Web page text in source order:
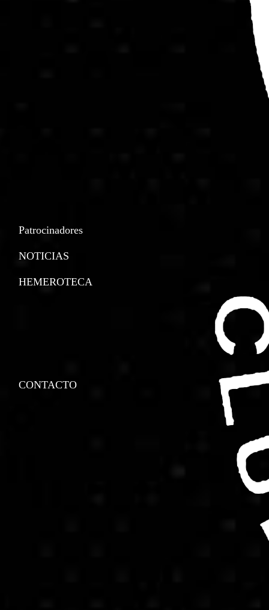
Patrocinadores
NOTICIAS
HEMEROTECA
CONTACTO